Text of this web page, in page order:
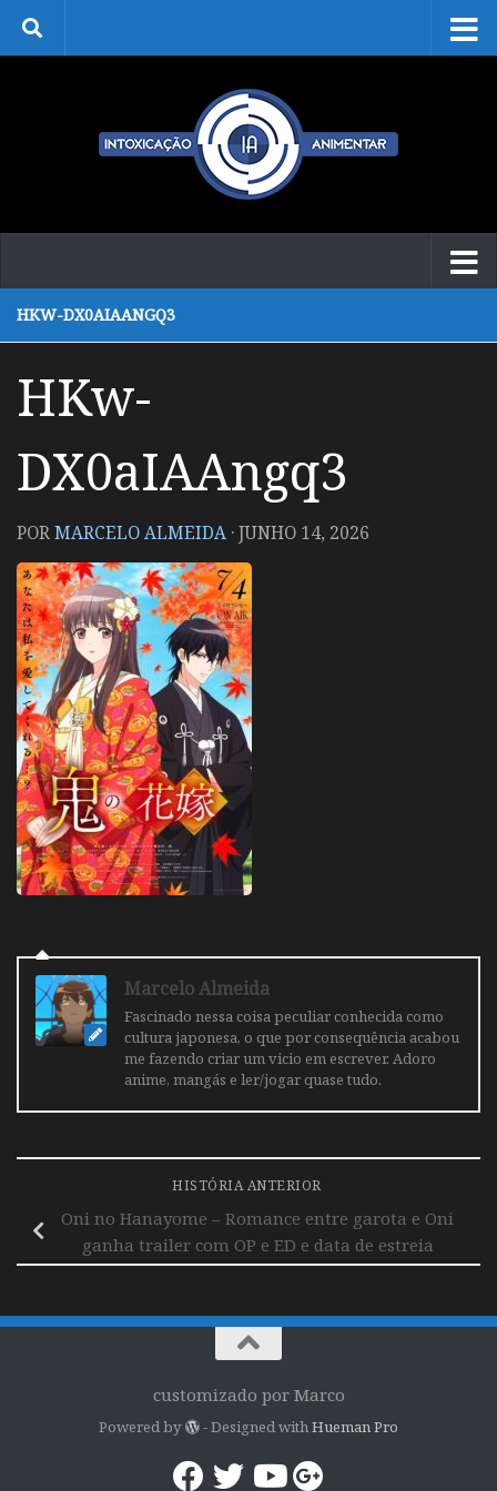
Skip to content
HKW-DX0AIAANGQ3
HKw-
DX0aIAAngq3
PORMARCELO ALMEIDA ·JUNHO 14, 2026
Marcelo Almeida
Fascinado nessa coisa peculiar conhecida como
cultura japonesa, o que por consequência acabou
me fazendo criar um vicio em escrever. Adoro
anime, mangás e ler/jogar quase tudo.
HISTÓRIA ANTERIOR
Oni no Hanayome – Romance entre garota e Oni
ganha trailer com OP e ED e data de estreia
customizado por Marco
Powered by - Designed with Hueman Pro